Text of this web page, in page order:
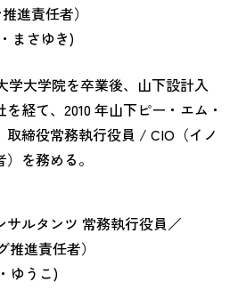
進責任者）
まさゆき)
学大学院を卒業後、山下設計入
経て、2010 年山下ピー・エム・
取締役常務執行役員 / CIO（イノ
を務める。
サルタンツ 常務執行役員／
進責任者）
ゆうこ)